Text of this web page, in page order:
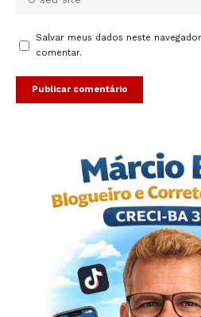
Salvar meus dados neste
comentar.